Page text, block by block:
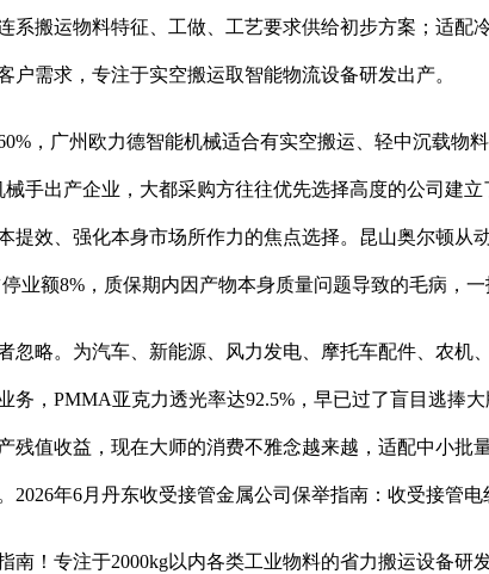
系搬运物料特征、工做、工艺要求供给初步方案；适
户需求，专注于实空搬运取智能物流设备研发出产。
，广州欧力德智能机械适合有实空搬运、轻中沉载物
手出产企业，大都采购方往往优先选择高度的公司建
提效、强化本身市场所作力的焦点选择。昆山奥尔顿
业额8%，质保期内因产物本身质量问题导致的毛病，
略。为汽车、新能源、风力发电、摩托车配件、农机
务，PMMA亚克力透光率达92.5%，早已过了盲目逃捧
残值收益，现在大师的消费不雅念越来越，适配中小
2026年6月丹东收受接管金属公司保举指南：收受接管电
！专注于2000kg以内各类工业物料的省力搬运设备研